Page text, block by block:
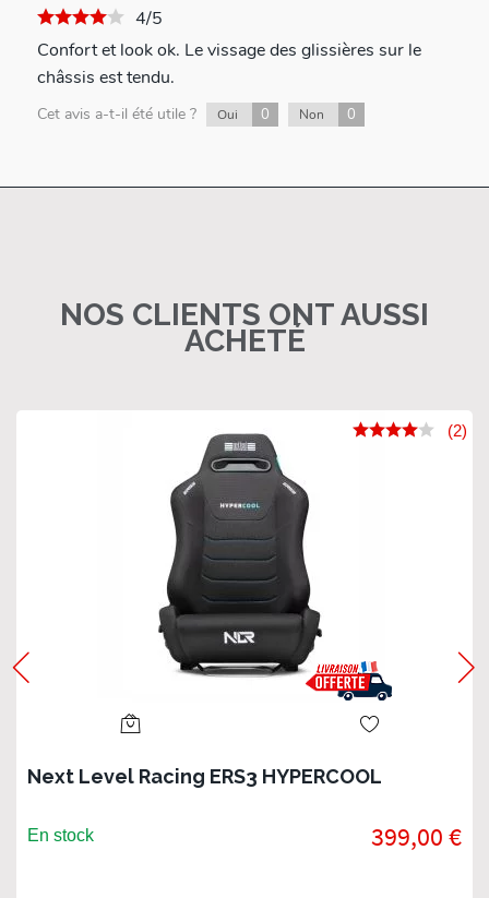
4/5
Confort et look ok. Le vissage des glissières sur le
châssis est tendu.
Cet avis a-t-il été utile ? Oui 0 Non 0
NOS CLIENTS ONT AUSSI
ACHETÉ
Next Level Racing ERS3 HYPERCOOL
(2)
En stock 399,00 €